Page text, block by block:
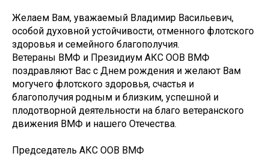
Желаем Вам, уважаемый Владимир Васильевич,
особой духовной устойчивости, отменного флотского
здоровья и семейного благополучия.
Ветераны ВМФ и Президиум АКС ООВ ВМФ
поздравляют Вас с Днем рождения и желают Вам
могучего флотского здоровья, счастья и
благополучия родным и близким, успешной и
плодотворной деятельности на благо ветеранского
движения ВМФ и нашего Отечества.
Председатель АКС ООВ ВМФ